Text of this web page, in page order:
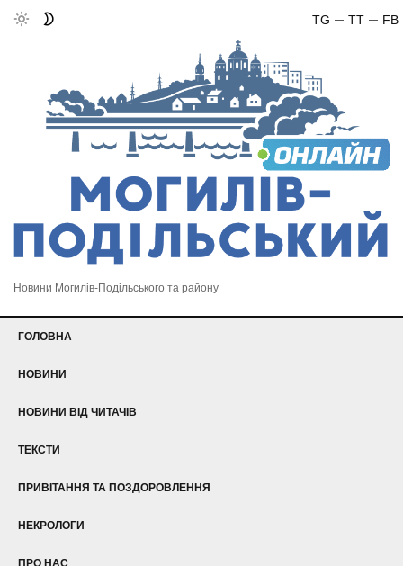
FB
TT
TG
Новини Могилів-Подільського та району
ГОЛОВНА
НОВИНИ
НОВИНИ ВІД ЧИТАЧІВ
ТЕКСТИ
ПРИВІТАННЯ ТА ПОЗДОРОВЛЕННЯ
НЕКРОЛОГИ
ПРО НАС